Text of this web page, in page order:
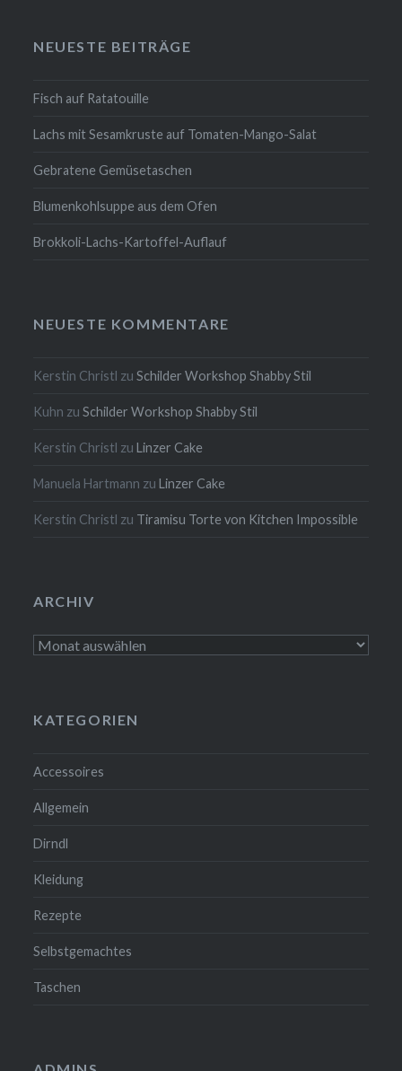
NEUESTE BEITRÄGE
Fisch auf Ratatouille
Lachs mit Sesamkruste auf Tomaten-Mango-Salat
Gebratene Gemüsetaschen
Blumenkohlsuppe aus dem Ofen
Brokkoli-Lachs-Kartoffel-Auflauf
NEUESTE KOMMENTARE
Kerstin Christl zuSchilder Workshop Shabby Stil
Kuhn zuSchilder Workshop Shabby Stil
Kerstin Christl zuLinzer Cake
Manuela Hartmann zuLinzer Cake
Kerstin Christl zu Tiramisu Torte von Kitchen Impossible
ARCHIV
Archiv
KATEGORIEN
Accessoires
Allgemein
Dirndl
Kleidung
Rezepte
Selbstgemachtes
Taschen